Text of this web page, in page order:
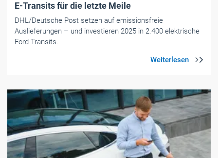
E-Transits für die letzte Meile
DHL/Deutsche Post setzen auf emissionsfreie
Auslieferungen – und investieren 2025 in 2.400 elektrische
Ford Transits.